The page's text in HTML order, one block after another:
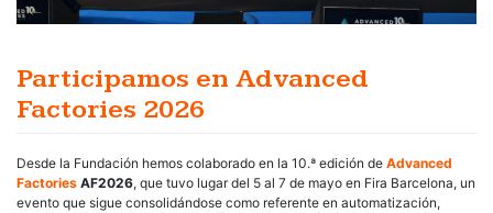
Participamos en Advanced
Factories 2026
Desde la Fundación hemos colaborado en la 10.ª edición de Advanced
Factories AF2026, que tuvo lugar del 5 al 7 de mayo en Fira Barcelona, un
evento que sigue consolidándose como referente en automatización,